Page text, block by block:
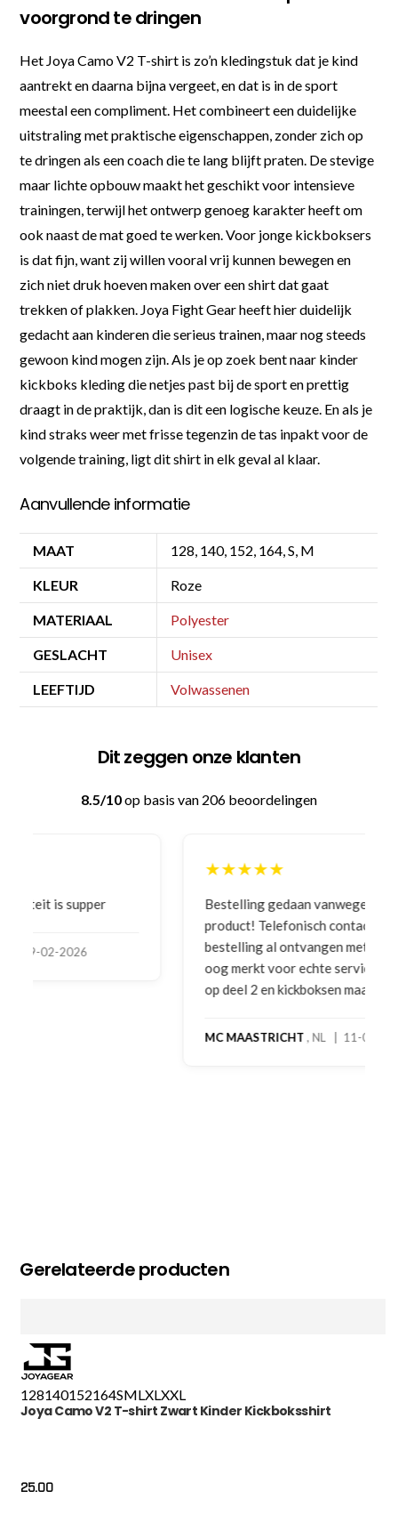
voorgrond te dringen
Het Joya Camo V2 T-shirt is zo’n kledingstuk dat je kind
aantrekt en daarna bijna vergeet, en dat is in de sport
meestal een compliment. Het combineert een duidelijke
uitstraling met praktische eigenschappen, zonder zich op
te dringen als een coach die te lang blijft praten. De stevige
maar lichte opbouw maakt het geschikt voor intensieve
trainingen, terwijl het ontwerp genoeg karakter heeft om
ook naast de mat goed te werken. Voor jonge kickboksers
is dat fijn, want zij willen vooral vrij kunnen bewegen en
zich niet druk hoeven maken over een shirt dat gaat
trekken of plakken. Joya Fight Gear heeft hier duidelijk
gedacht aan kinderen die serieus trainen, maar nog steeds
gewoon kind mogen zijn. Als je op zoek bent naar kinder
kickboks kleding die netjes past bij de sport en prettig
draagt in de praktijk, dan is dit een logische keuze. En als je
kind straks weer met frisse tegenzin de tas inpakt voor de
volgende training, ligt dit shirt in elk geval al klaar.
Aanvullende informatie
MAAT 128, 140, 152, 164, S, M
KLEUR Roze
MATERIAAL Polyester
GESLACHT Unisex
LEEFTIJD Volwassenen
Dit zeggen onze klanten
8.5/10op basis van 206 beoordelingen
Bestelling gedaan vanwege goede prijzen en
product! Telefonisch contact gehad en 1e deel
bestelling al ontvangen met gifts, waardoor je
oog merkt voor echte service. Nu nog wachten
op deel 2 en kickboksen maar!
, NL | 11-02-2026
Gerelateerde producten
128140152164SMLXLXXL
Joya Camo V2 T-shirt Zwart Kinder Kickboksshirt
25.00